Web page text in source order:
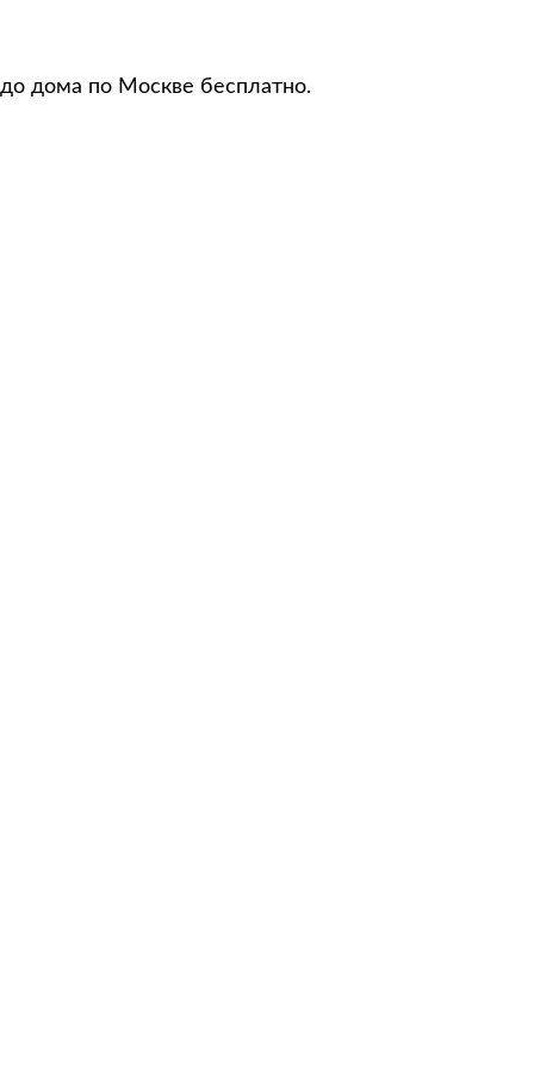
дома по Москве бесплатно.